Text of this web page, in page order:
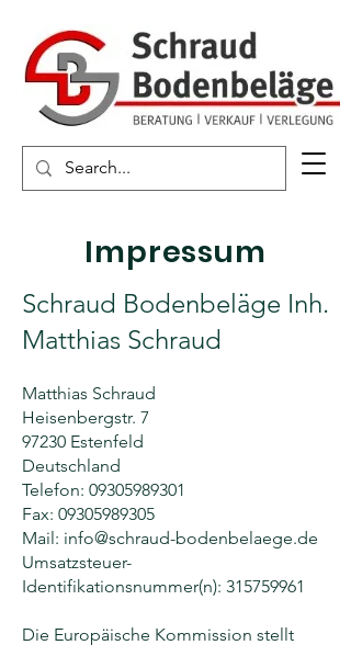
Impressum
Schraud Bodenbeläge Inh.
Matthias Schraud
Matthias Schraud
Heisenbergstr. 7
97230 Estenfeld
Deutschland
Telefon: 09305989301
Fax: 09305989305
Mail: info@schraud-bodenbelaege.de
Umsatzsteuer-
Identifikationsnummer(n): 315759961
Die Europäische Kommission stellt